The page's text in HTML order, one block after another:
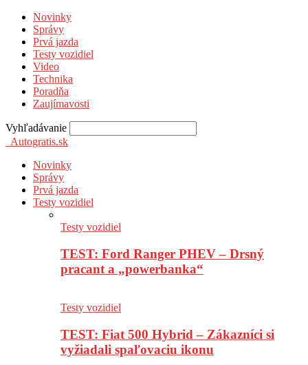
Novinky
Správy
Prvá jazda
Testy vozidiel
Video
Technika
Poradňa
Zaujímavosti
Vyhľadávanie
Autogratis.sk
Novinky
Správy
Prvá jazda
Testy vozidiel
Testy vozidiel
TEST: Ford Ranger PHEV – Drsný
pracant a „powerbanka“
Testy vozidiel
TEST: Fiat 500 Hybrid – Zákazníci si
vyžiadali spaľovaciu ikonu